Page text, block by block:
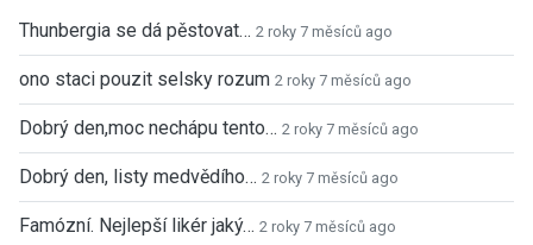
Thunbergia se dá pěstovat… 2 roky 7 měsíců ago
ono staci pouzit selsky rozum 2 roky 7 měsíců ago
Dobrý den,moc nechápu tento… 2 roky 7 měsíců ago
Dobrý den, listy medvědího… 2 roky 7 měsíců ago
Famózní. Nejlepší likér jaký… 2 roky 7 měsíců ago